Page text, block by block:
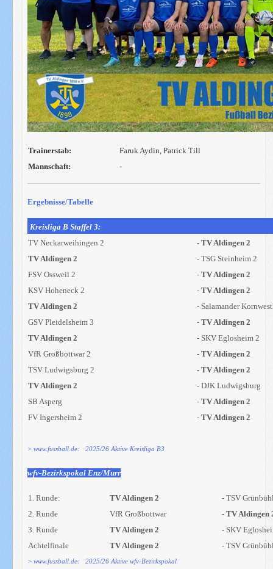
Trainerstab:
Faruk Aydin, Patrick Till
Mannschaft:
-
Ergebnisse/Tabelle
Kreisliga B Staffel 3:
TV Neckarweihingen 2
-TV Aldingen 2
TV Aldingen 2
- TSG Steinheim 2
FSV Ossweil 2
-TV Aldingen 2
KSV Hoheneck 2
-TV Aldingen 2
TV Aldingen 2
- Salamander
GSV Pleidelsheim 3
-TV Aldingen 2
TV Aldingen 2
- SKV Eglosheim 2
VfR Großbottwar 2
-TV Aldingen 2
TSV Ludwigsburg 2
-TV Aldingen 2
TV Aldingen 2
- DJK Ludwigsburg
SB Asperg
-TV Aldingen 2
FV Ingersheim 2
-TV Aldingen 2
> www.fussball.de: 2025/26 Aktive Kreisliga B3
wfv-Bezirkspokal Enz/Murr
1. Runde: TV Aldingen 2
- TSV
2. Runde
VfR Großbottwar -TV Aldingen
3. Runde
TV Aldingen 2
- SKV
Achtelfinale
TV Aldingen 2 - TSV
> www.fussball.de: 2025/26 Aktive wfv-Bezirkspokal